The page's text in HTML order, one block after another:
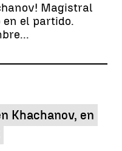
Magistral
el partido.
Khachanov, en